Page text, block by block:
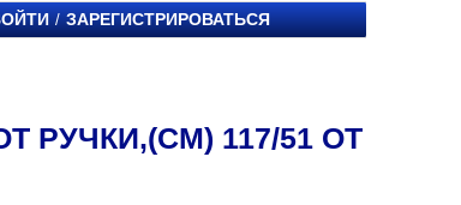
/ ЗАРЕГИСТРИРОВАТЬСЯ
РУЧКИ,(СМ) 117/51 ОТ